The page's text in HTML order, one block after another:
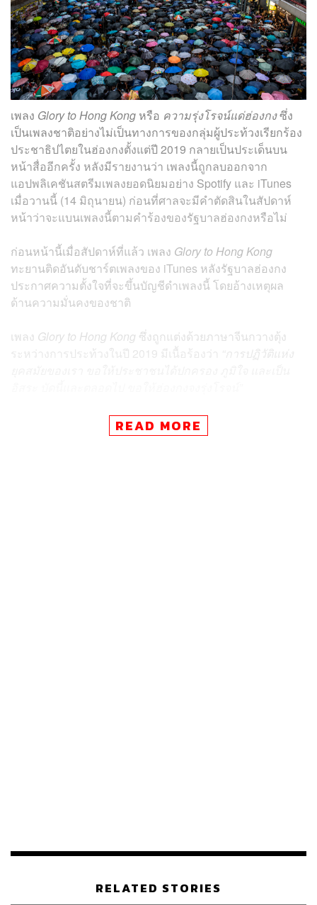
เพลง Glory to Hong Kong หรือ ความรุ่งโรจน์แด่ฮ่องกงซึ่ง
เป็นเพลงชาติอย่างไม่เป็นทางการของกลุ่มผู้ประท้วงเรียกร้อง
ประชาธิปไตยในฮ่องกงตั้งแต่ปี 2019 กลายเป็นประเด็นบน
หน้าสื่ออีกครั้ง หลังมีรายงานว่า เพลงนี้ถูกลบออกจาก
แอปพลิเคชันสตรีมเพลงยอดนิยมอย่าง Spotify และ iTunes
เมื่อวานนี้ (14 มิถุนายน) ก่อนที่ศาลจะมีคำตัดสินในสัปดาห์
หน้าว่าจะแบนเพลงนี้ตามคำร้องของรัฐบาลฮ่องกงหรือไม่
ก่อนหน้านี้เมื่อสัปดาห์ที่แล้ว เพลง Glory to Hong Kong
ทะยานติดอันดับชาร์ตเพลงของ iTunes หลังรัฐบาลฮ่องกง
ประกาศความตั้งใจที่จะขึ้นบัญชีดำเพลงนี้ โดยอ้างเหตุผล
ด้านความมั่นคงของชาติ
เพลง Glory to Hong Kong ซึ่งถูกแต่งด้วยภาษาจีนกวางตุ้ง
ระหว่างการประท้วงในปี 2019 มีเนื้อร้องว่า “การปฏิวัติแห่ง
ด้านผู้แต่งเพลงนี้ยืนยันต่อสำนักข่าว BBC ว่า ไม่ได้ขอให้มี
การลบเพลงออกจากแพลตฟอร์มสตรีมเพลงต่างๆ แต่อย่าง
READ MORE
RELATED STORIES